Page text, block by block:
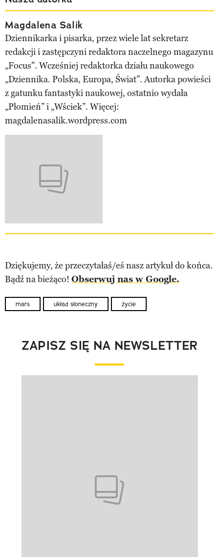
Magdalena Salik
Dziennikarka i pisarka, przez wiele lat sekretarz
redakcji i zastępczyni redaktora naczelnego magazynu
„Focus". Wcześniej redaktorka działu naukowego
„Dziennika. Polska, Europa, Świat”. Autorka powieści
z gatunku fantastyki naukowej, ostatnio wydała
„Płomień” i „Wściek”. Więcej:
magdalenasalik.wordpress.com
Dziękujemy, że przeczytałaś/eś nasz artykuł do końca.
Bądź na bieżąco! Obserwuj nas w Google.
mars układ słoneczny życie
ZAPISZ SIĘ NA NEWSLETTER